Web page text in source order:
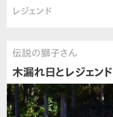
レジェンド
伝説の獅子さん
木漏れ日とレジェンド